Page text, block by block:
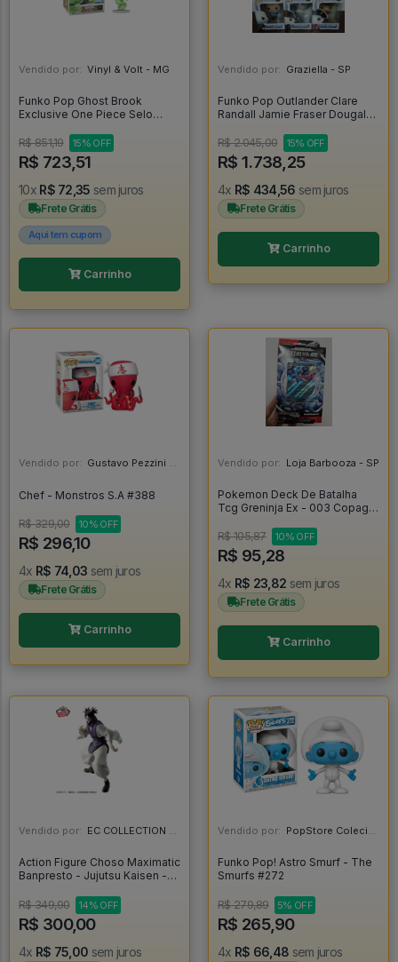
Vendido por: Vinyl & Volt - MG
Funko Pop Ghost Brook
Exclusive One Piece Selo
Glow Chase - One Piece
#2325
R$ 851,19 15% OFF
R$ 723,51
10x R$ 72,35 sem juros
Frete Grátis
Aqui tem cupom
Carrinho
Vendido por: Graziella - SP
Funko Pop Outlander Clare
Randall Jamie Fraser Dougal
R$ 2.045,00 15% OFF
R$ 1.738,25
4x R$ 434,56 sem juros
Frete Grátis
Carrinho
Vendido por: Gustavo Pezzini - MG
Chef - Monstros S.A #388
R$ 329,00 10% OFF
R$ 296,10
4x R$ 74,03 sem juros
Frete Grátis
Carrinho
Vendido por: Loja Barbooza - SP
Pokemon Deck De Batalha
Tcg Greninja Ex - 003 Copag
Estampas Ilustradas
R$ 105,87 10% OFF
R$ 95,28
4x R$ 23,82 sem juros
Frete Grátis
Carrinho
Vendido por: EC COLLECTION - SP
Action Figure Choso Maximatic
Banpresto - Jujutsu Kaisen -
R$ 349,90
14% OFF
R$ 300,00
4x R$ 75,00 sem juros
Vendido por: PopStore Colecionáveis - MG
Funko Pop! Astro Smurf - The
Smurfs #272
R$ 279,89 5% OFF
R$ 265,90
4x R$ 66,48 sem juros